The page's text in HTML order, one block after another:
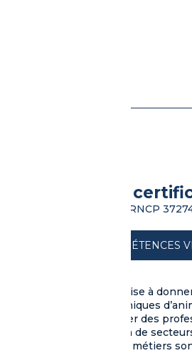
Objectifs et
Titre Professionnel RNCP
COMPÉTENCES
Cette formation vise à
les outils et techniques
permet de qualifier des
formation, au sein de
divers et dont les métiers